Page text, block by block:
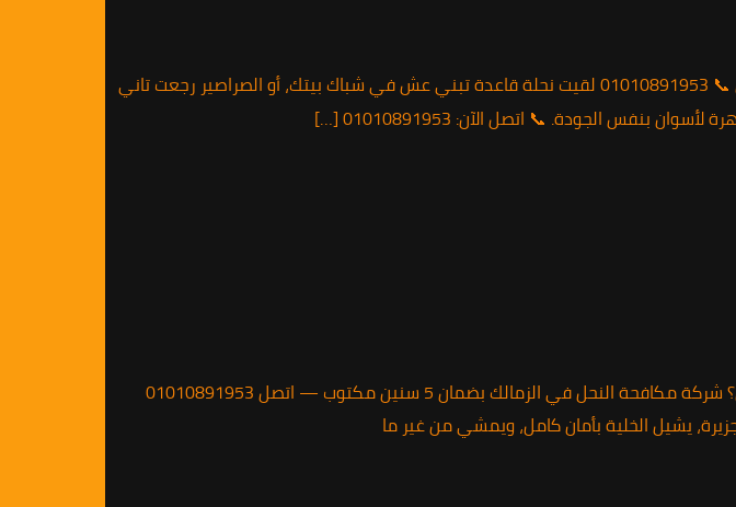
🛡️ ضمان 5 سنوات على كل الخدمات ما عدا النحل شركة مكافحة حشرات تغطي كل مصر بضمان 5 سنين 📞 01010891953 لقيت نحلة قاعدة تبني عش في شباك بيتك، أو الصراصير رجعت تاني
الجودة. 📞 اتصل الآن: 01010891953 […]
📞 01010891953 🐝 استجابة طوارئ نحل في الزمالك — وصول خلال ساعة لقيت خلية نحل ورا الشيش؟ شركة مكافحة النحل في الزمالك بضمان 5 سنين مكتوب — اتصل 01010891953
يشيل الخلية بأمان كامل، ويمشي من غير ما